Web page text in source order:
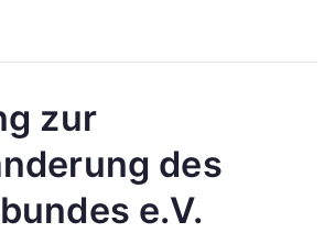
zur
des
e.V.